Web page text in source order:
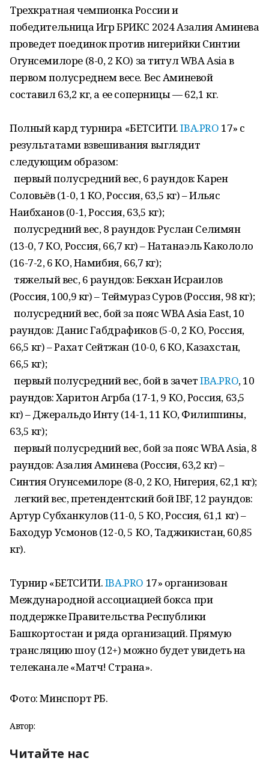
Трехкратная чемпионка России и
победительница Игр БРИКС 2024 Азалия Аминева
проведет поединок против нигерийки Синтии
Огунсемилоре (8-0, 2 КО) за титул WBA Asia в
первом полусреднем весе. Вес Аминевой
составил 63,2 кг, а ее соперницы — 62,1 кг.
Полный кард турнира «БЕТСИТИ.IBA.PRO 17» с
результатами взвешивания выглядит
следующим образом:
первый полусредний вес, 6 раундов: Карен
Соловьёв (1-0, 1 КО, Россия, 63,5 кг) – Ильяс
Наибханов (0-1, Россия, 63,5 кг);
полусредний вес, 8 раундов: Руслан Селимян
(13-0, 7 КО, Россия, 66,7 кг) – Натанаэль Какололо
(16-7-2, 6 КО, Намибия, 66,7 кг);
тяжелый вес, 6 раундов: Бекхан Исраилов
(Россия, 100,9 кг) – Теймураз Суров (Россия, 98 кг);
полусредний вес, бой за пояс WBA Asia East, 10
раундов: Данис Габдрафиков (5-0, 2 КО, Россия,
66,5 кг) – Рахат Сейтжан (10-0, 6 КО, Казахстан,
66,5 кг);
первый полусредний вес, бой в зачетIBA.PRO, 10
раундов: Харитон Агрба (17-1, 9 КО, Россия, 63,5
кг) – Джеральдо Инту (14-1, 11 КО, Филиппины,
63,5 кг);
первый полусредний вес, бой за пояс WBA Asia, 8
раундов: Азалия Аминева (Россия, 63,2 кг) –
Синтия Огунсемилоре (8-0, 2 КО, Нигерия, 62,1 кг);
легкий вес, претендентский бой IBF, 12 раундов:
Артур Субханкулов (11-0, 5 КО, Россия, 61,1 кг) –
Баходур Усмонов (12-0, 5 КО, Таджикистан, 60,85
кг).
Турнир «БЕТСИТИ.IBA.PRO 17» организован
Международной ассоциацией бокса при
поддержке Правительства Республики
Башкортостан и ряда организаций. Прямую
трансляцию шоу (12+) можно будет увидеть на
телеканале «Матч! Страна».
Фото: Минспорт РБ.
Автор:
Читайте нас